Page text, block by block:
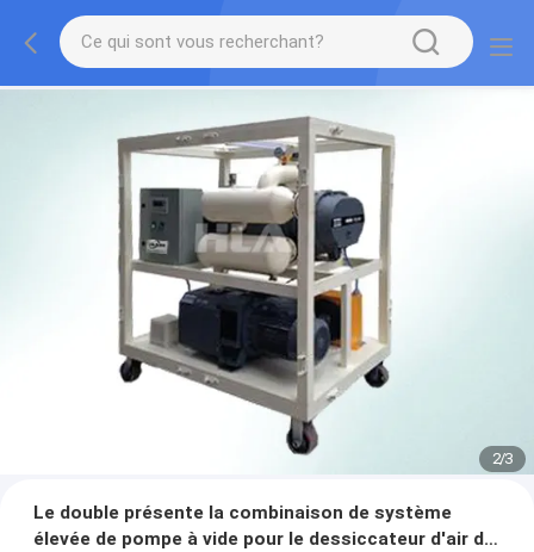
2/3
Le double présente la combinaison de système
élevée de pompe à vide pour le dessiccateur d'air de